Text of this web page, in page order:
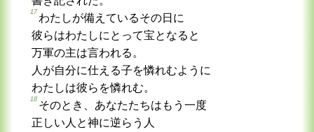
17
わたしが備えているその日に
彼らはわたしにとって宝となると
万軍の主は言われる。
人が自分に仕える子を憐れむように
わたしは彼らを憐れむ。
18
そのとき、あなたたちはもう一度
正しい人と神に逆らう人